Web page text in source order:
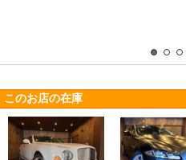
このお店の在庫